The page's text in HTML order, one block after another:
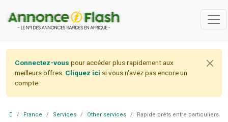
Connectez-vous pour accéder plus rapidement aux
meilleurs offres. Cliquez ici si vous n'avez pas encore un
compte.
France Services Other services
Rapide prêts entre particuliers